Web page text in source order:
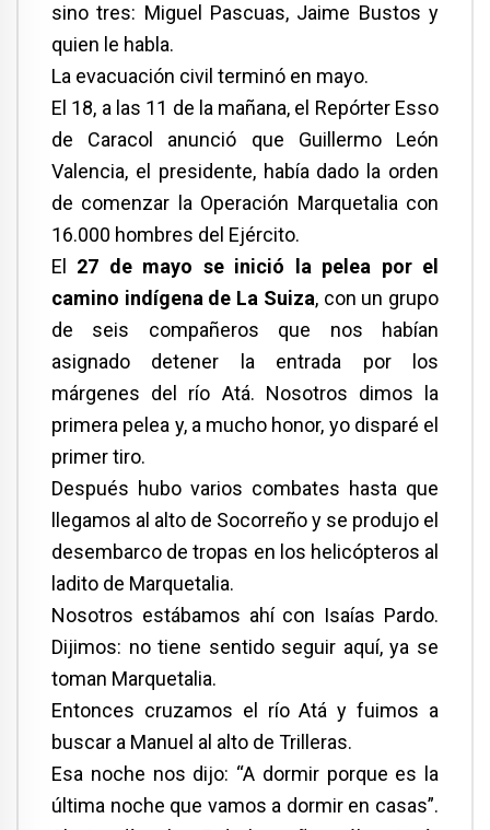
sino tres: Miguel Pascuas, Jaime Bustos y
quien le habla.
La evacuación civil terminó en mayo.
El 18, a las 11 de la mañana, el Repórter Esso
de Caracol anunció que Guillermo León
Valencia, el presidente, había dado la orden
de comenzar la Operación Marquetalia con
16.000 hombres del Ejército.
El 27 de mayo se inició la pelea por el
camino indígena de La Suiza, con un grupo
de seis compañeros que nos habían
asignado detener la entrada por los
márgenes del río Atá. Nosotros dimos la
primera pelea y, a mucho honor, yo disparé el
primer tiro.
Después hubo varios combates hasta que
llegamos al alto de Socorreño y se produjo el
desembarco de tropas en los helicópteros al
ladito de Marquetalia.
Nosotros estábamos ahí con Isaías Pardo.
Dijimos: no tiene sentido seguir aquí, ya se
toman Marquetalia.
Entonces cruzamos el río Atá y fuimos a
buscar a Manuel al alto de Trilleras.
Esa noche nos dijo: “A dormir porque es la
última noche que vamos a dormir en casas”.